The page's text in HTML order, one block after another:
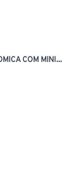
COM MINI...